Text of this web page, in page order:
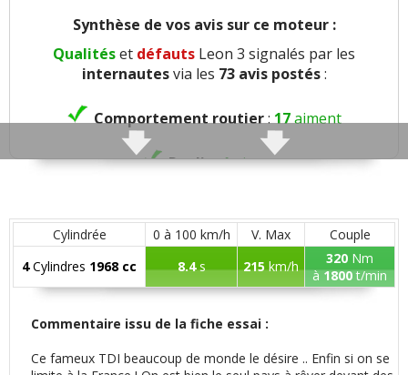
Synthèse de vos avis sur ce moteur :
Qualitéset défauts Leon 3 signalés par les
internautesvia les 73 avis postés:
Comportement routier:17aiment
Roulis:1aime
Freinage:3aiment3n'aiment pas
Agrément:18aiment2n'aiment pas
Cylindrée 0 à 100 km/h V. Max
Couple
4Cylindres 1968 cc 8.4s 215km/h 320 Nm
à1800t/min
Commentaire issu de la fiche essai :
Ce fameux TDI beaucoup de monde le désire .. Enfin si on se